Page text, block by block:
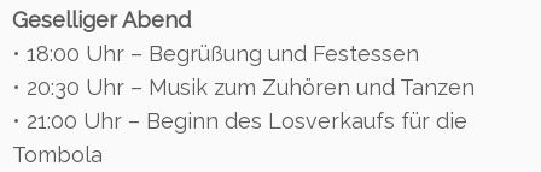
Geselliger Abend
• 18:00 Uhr – Begrüßung und Festessen
• 20:30 Uhr – Musik zum Zuhören und Tanzen
• 21:00 Uhr – Beginn des Losverkaufs für die
Tombola